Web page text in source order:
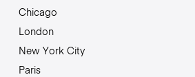
Chicago
London
New York City
Paris